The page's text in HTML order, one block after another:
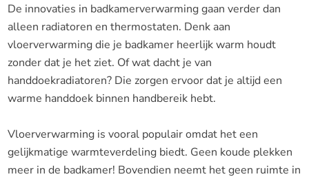
De innovaties in badkamerverwarming gaan verder dan
alleen radiatoren en thermostaten. Denk aan
vloerverwarming die je badkamer heerlijk warm houdt
zonder dat je het ziet. Of wat dacht je van
handdoekradiatoren? Die zorgen ervoor dat je altijd een
warme handdoek binnen handbereik hebt.
Vloerverwarming is vooral populair omdat het een
gelijkmatige warmteverdeling biedt. Geen koude plekken
meer in de badkamer! Bovendien neemt het geen ruimte in